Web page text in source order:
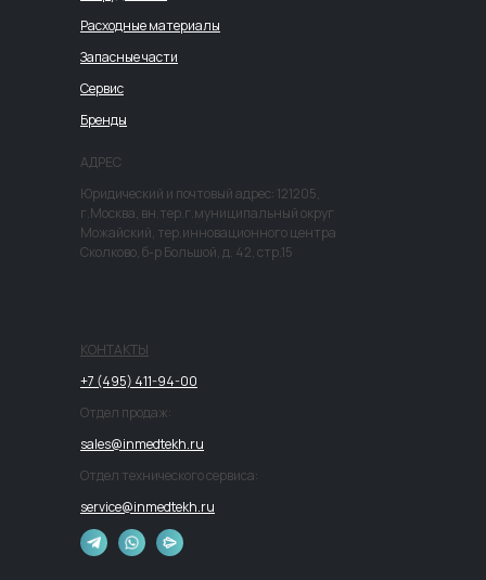
АДРЕС
КОНТАКТЫ
Расходные материалы
Запасные части
Сервис
Юридический и почтовый адрес: 121205,
г.Москва, вн.тер.г.муниципальный округ
Можайский, тер.инновационного центра
Сколково, б-р Большой, д. 42, стр.15
+7 (495) 411-94-00
sales@inmedtekh.ru
Отдел продаж:
Отдел технического сервиса:
service@inmedtekh.ru
Бренды